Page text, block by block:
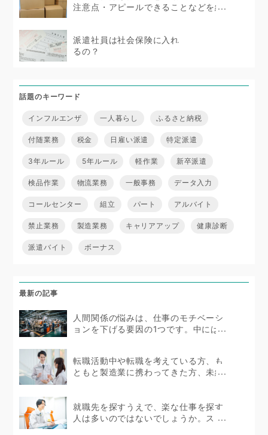
注意点・アピールできることなどを紹
派遣社員は社会保険に入れ
るの？
話題のキーワード
インフルエンザ 一人暮らし ふるさと納税
付随業務 税金 日雇い派遣 特定派遣
3年ルール 5年ルール 軽作業 新卒派遣
検品作業 物流業務 一般事務 データ入力
コールセンター 組立 パート アルバイト
禁止業務 製造業務 キャリアアップ 健康診断
派遣バイト ボーナス
最新の記事
人間関係の悩みは、仕事のモチベーシ
ョンを下げる要因の1つです。中にはス
転職活動中や転職を考えている方、も
ともと製造業に携わってきた方、未経
就職先を探すうえで、楽な仕事を探す
人は多いのではないでしょうか。スト